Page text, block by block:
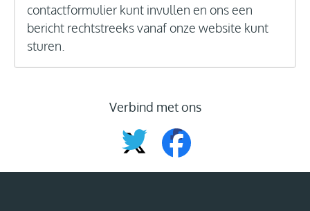
contactformulier kunt invullen en ons een
bericht rechtstreeks vanaf onze website kunt
sturen.
Verbind met ons